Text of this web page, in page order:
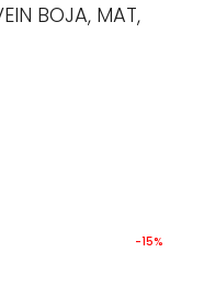
BOJA, MAT,
-15%